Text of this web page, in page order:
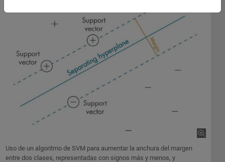
Uso de un algoritmo de SVM para aumentar la anchura del margen
entre dos clases, representadas con signos más y menos, y